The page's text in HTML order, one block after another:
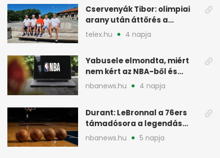
Cservenyák Tibor: olimpiai
arany után áttörés a
rákkutatásban
telex.hu 4 napja
Yabusele elmondta, miért
nem kért az NBA-ből és
miért jött Európába
nbanews.hu 4 napja
Durant: LeBronnal a 76ers
támadósora a legendás
Warriorsra emlékeztet
nbanews.hu 5 napja